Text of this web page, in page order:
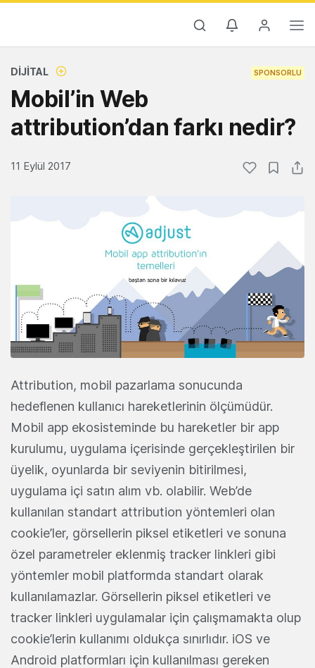
DIJITAL SPONSORLU
Mobil’in Web
attribution’dan farkı nedir?
11 Eylül 2017
Attribution, mobil pazarlama sonucunda
hedeflenen kullanıcı hareketlerinin ölçümüdür.
Mobil app ekosisteminde bu hareketler bir app
kurulumu, uygulama içerisinde gerçekleştirilen bir
üyelik, oyunlarda bir seviyenin bitirilmesi,
uygulama içi satın alım vb. olabilir. Web’de
kullanılan standart attribution yöntemleri olan
cookie’ler, görsellerin piksel etiketleri ve sonuna
özel parametreler eklenmiş tracker linkleri gibi
yöntemler mobil platformda standart olarak
kullanılamazlar. Görsellerin piksel etiketleri ve
tracker linkleri uygulamalar için çalışmamakta olup
cookie’lerin kullanımı oldukça sınırlıdır. iOS ve
Android platformları için kullanılması gereken